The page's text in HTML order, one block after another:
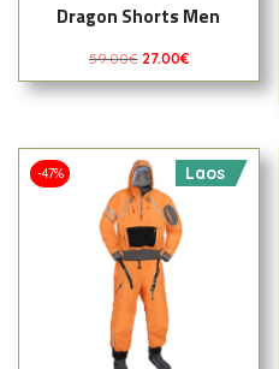
Dragon Shorts Men
59.00€ 27.00€
-47% Laos